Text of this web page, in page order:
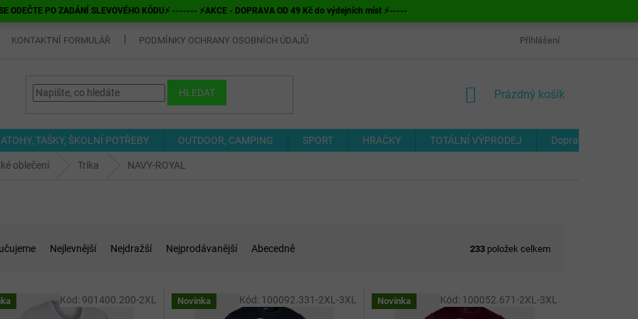
ODEČTE PO ZADÁNÍ SLEVOVÉHO KÓDU⚡ ------- ⚡AKCE - DOPRAVA OD 49 Kč do výdejních míst ⚡-----
KONTAKTNÍ FORMULÁŘ PODMÍNKY OCHRANY OSOBNÍCH ÚDAJŮ ODSTOUPENÍ OD SMLOUVY
Přihlášení
HLEDAT
NÁKUPNÍ
Prázdný košík
TAŠKY, ŠKOLNÍ POTŘEBY OUTDOOR, CAMPING SPORT HRAČKY TOTÁLNÍ VÝPRODEJ Doprava a platba
oblečení Trika NAVY-ROYAL
Nejlevnější Nejdražší Nejprodávanější Abecedně 233 položek celkem
Kód: 901400.200-2XL Novinka Kód: 100092.331-2XL-3XL Novinka Kód: 100052.671-2XL-3XL